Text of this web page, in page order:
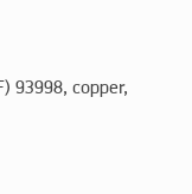
93998, copper,